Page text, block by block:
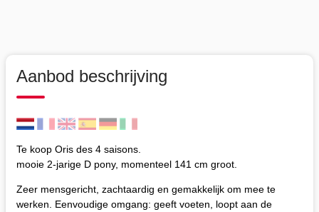
Aanbod beschrijving
Te koop Oris des 4 saisons.
mooie 2-jarige D pony, momenteel 141 cm groot.
Zeer mensgericht, zachtaardig en gemakkelijk om mee te
werken. Eenvoudige omgang: geeft voeten, loopt aan de